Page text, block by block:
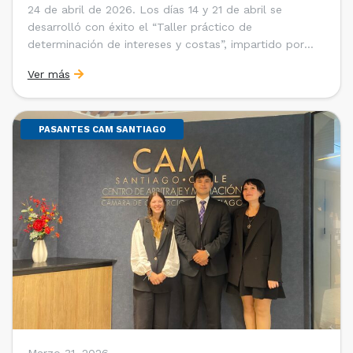
24 de abril de 2026. Los días 14 y 21 de abril se
desarrolló con éxito el “Taller práctico de
determinación de intereses y costas”, impartido por
Universidad Católica de Chile y Magíster en Economía
de la Universidad de Chicago) y María Luisa Petitpas
[…]
Ver más
PASANTES CAM SANTIAGO